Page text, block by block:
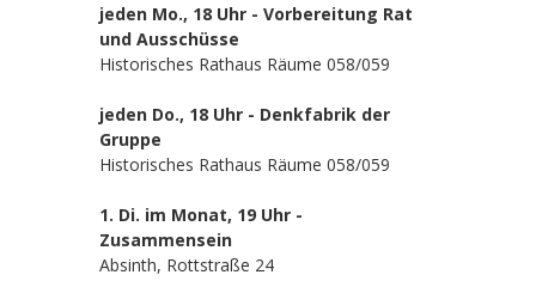
jeden Mo., 18 Uhr - Vorbereitung Rat
und Ausschüsse
Historisches Rathaus Räume 058/059
jeden Do., 18 Uhr - Denkfabrik der
Gruppe
Historisches Rathaus Räume 058/059
1. Di. im Monat, 19 Uhr -
Zusammensein
Absinth, Rottstraße 24